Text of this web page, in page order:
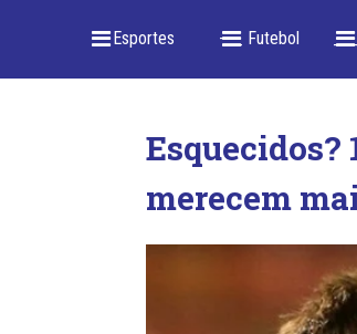
_ Esportes -- _ Futebol
Esquecidos?
merecem